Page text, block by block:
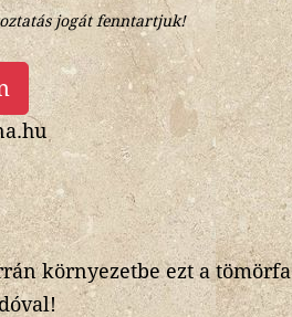
jogát fenntartjuk!
környezetbe ezt a tömörfa